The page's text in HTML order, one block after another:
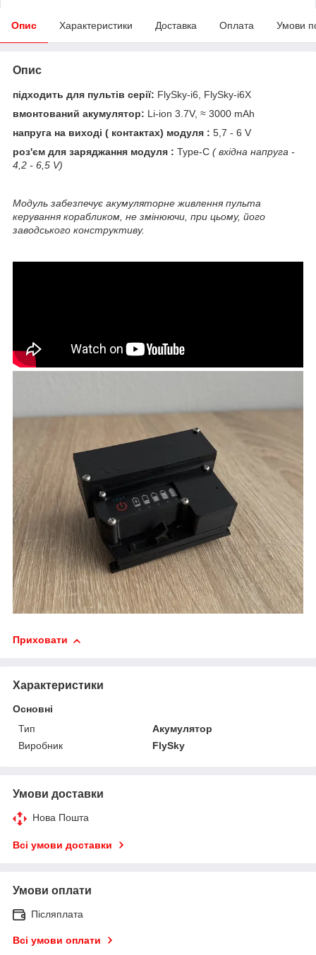
Опис Характеристики Доставка Оплата Умови
Опис
підходить для пультів серії: FlySky-i6, FlySky-i6X
вмонтований акумулятор: Li-ion 3.7V, ≈ 3000 mAh
напруга на виході ( контактах) модуля : 5,7 - 6 V
роз'єм для заряджання модуля : Type-C ( вхідна напруга -
4,2 - 6,5 V)
Модуль забезпечує акумуляторне живлення пульта
керування корабликом, не змінюючи, при цьому, його
заводського конструктиву.
Приховати
Характеристики
Основні
Тип
Акумулятор
Виробник
FlySky
Умови доставки
Нова Пошта
Всі умови доставки
Умови оплати
Післяплата
Всі умови оплати